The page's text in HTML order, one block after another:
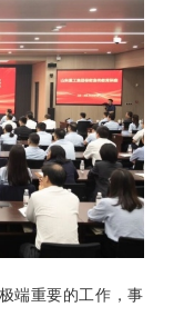
端重要的工作，事